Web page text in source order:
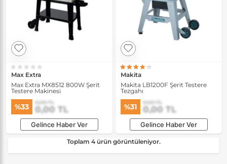
Max Extra
Max Extra MX8512 800W Şerit
Testere Makinesi
%33 0,00 TL
0,00 TL
Gelince Haber Ver
Makita
Makita LB1200F Şerit Testere
Tezgahı
%31 0,00 TL
0,00 TL
Gelince Haber Ver
Toplam 4 ürün görüntüleniyor.